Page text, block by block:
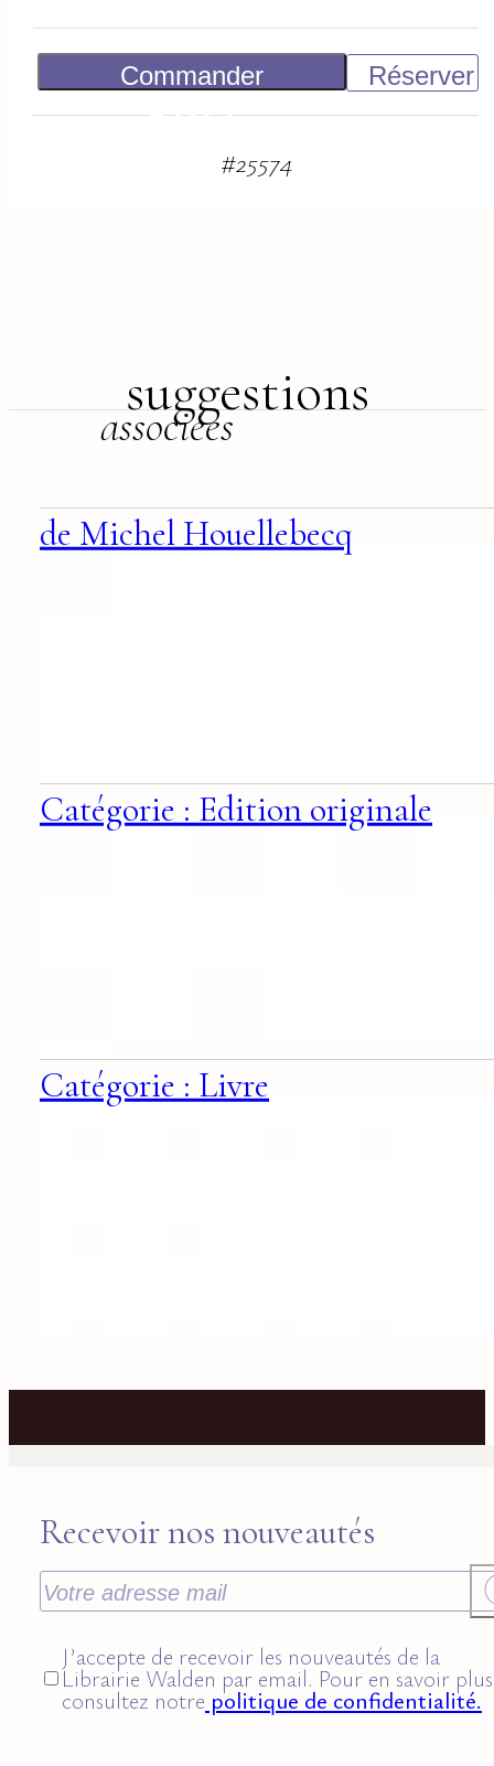
Commander
Réserver
#25574
suggestions
associées
de Michel Houellebecq
Catégorie : Edition originale
Catégorie : Livre
Recevoir nos nouveautés
J’accepte de recevoir les nouveautés de la
Librairie Walden par email. Pour en savoir
consultez notre politique de confidentialité.